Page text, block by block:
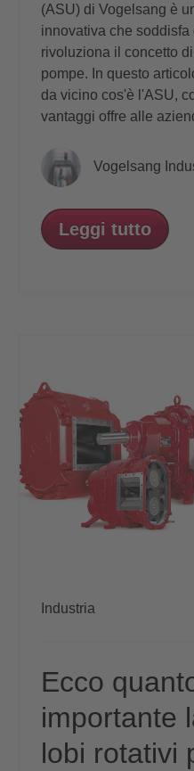
(ASU) di Vogelsang è
innovativa che soddisfa
rivoluziona il concetto
pompe. In questo
da vicino cos'è l'ASU,
vantaggi offre alle
Vogelsang
Leggi tutto
Industria
Ecco
importante
lobi rotativi